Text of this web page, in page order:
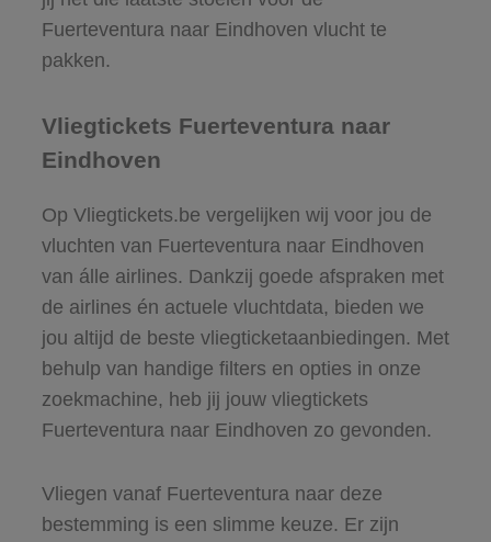
Fuerteventura naar Eindhoven vlucht te
pakken.
Vliegtickets Fuerteventura naar
Eindhoven
Op Vliegtickets.be vergelijken wij voor jou de
vluchten van Fuerteventura naar Eindhoven
van álle airlines. Dankzij goede afspraken met
de airlines én actuele vluchtdata, bieden we
jou altijd de beste vliegticketaanbiedingen. Met
behulp van handige filters en opties in onze
zoekmachine, heb jij jouw vliegtickets
Fuerteventura naar Eindhoven zo gevonden.
Vliegen vanaf Fuerteventura naar deze
bestemming is een slimme keuze. Er zijn